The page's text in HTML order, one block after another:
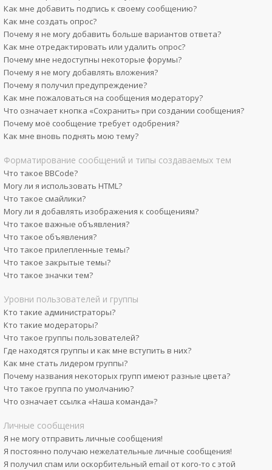
Как мне добавить подпись к своему сообщению?
Как мне создать опрос?
Почему я не могу добавить больше вариантов ответа?
Как мне отредактировать или удалить опрос?
Почему мне недоступны некоторые форумы?
Почему я не могу добавлять вложения?
Почему я получил предупреждение?
Как мне пожаловаться на сообщения модератору?
Что означает кнопка «Сохранить» при создании сообщения?
Почему моё сообщение требует одобрения?
Как мне вновь поднять мою тему?
Форматирование сообщений и типы создаваемых тем
Что такое BBCode?
Могу ли я использовать HTML?
Что такое смайлики?
Могу ли я добавлять изображения к сообщениям?
Что такое важные объявления?
Что такое объявления?
Что такое прилепленные темы?
Что такое закрытые темы?
Что такое значки тем?
Уровни пользователей и группы
Кто такие администраторы?
Кто такие модераторы?
Что такое группы пользователей?
Где находятся группы и как мне вступить в них?
Как мне стать лидером группы?
Почему названия некоторых групп имеют разные цвета?
Что такое группа по умолчанию?
Что означает ссылка «Наша команда»?
Личные сообщения
Я не могу отправить личные сообщения!
Я постоянно получаю нежелательные личные сообщения!
Я получил спам или оскорбительный email от кого-то с этой